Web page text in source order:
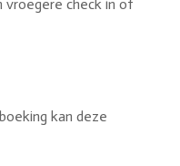
vroegere check in of
kan deze